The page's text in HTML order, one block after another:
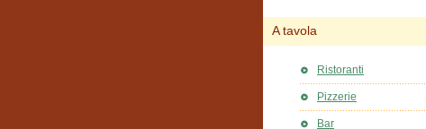
A tavola
Ristoranti
Pizzerie
Bar